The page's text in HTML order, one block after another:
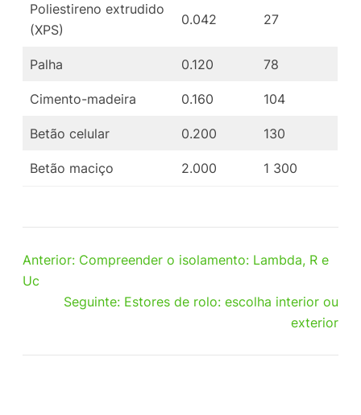
Poliestireno extrudido
(XPS)
0.042 27
Palha 0.120 78
Cimento-madeira 0.160 104
Betão celular 0.200 130
Betão maciço 2.000 1 300
Anterior: Compreender o isolamento: Lambda, R e
Uc
Seguinte: Estores de rolo: escolha interior ou
exterior